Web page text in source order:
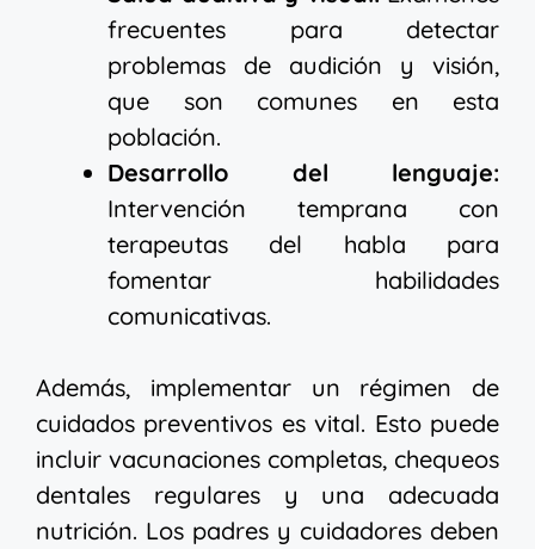
frecuentes para detectar
problemas de audición y visión,
que son comunes en esta
población.
Desarrollo del lenguaje:
Intervención temprana con
terapeutas del habla para
fomentar habilidades
comunicativas.
Además, implementar un régimen de
cuidados preventivos es vital. Esto puede
incluir vacunaciones completas, chequeos
dentales regulares y una adecuada
nutrición. Los padres y cuidadores deben